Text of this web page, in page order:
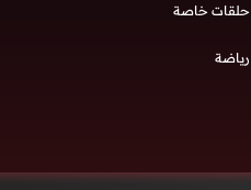
حلقات خاصة
رياضة